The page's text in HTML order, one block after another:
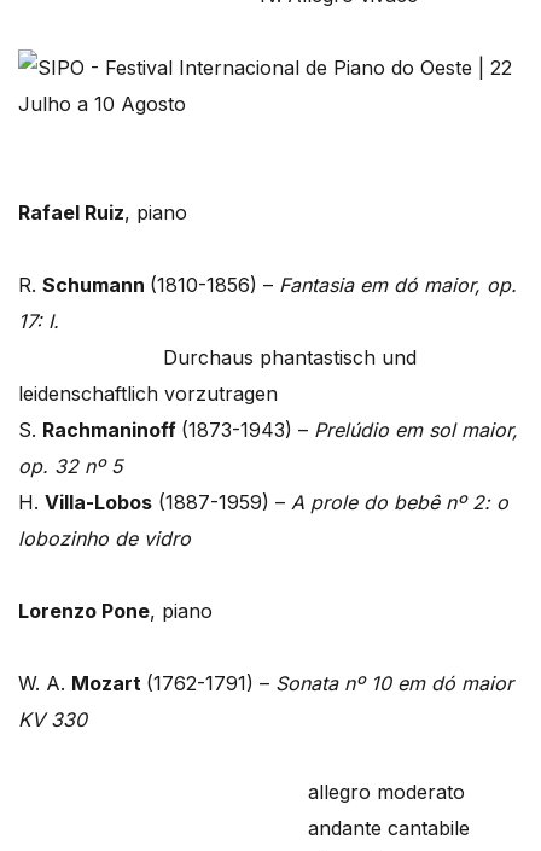
Rafael Ruiz, piano
R. Schumann (1810-1856) – Fantasia em dó maior, op.
17: I.
Durchaus phantastisch und
leidenschaftlich vorzutragen
S. Rachmaninoff (1873-1943) – Prelúdio em sol maior,
op. 32 nº 5
H. Villa-Lobos (1887-1959) – A prole do bebê nº 2: o
lobozinho de vidro
Lorenzo Pone, piano
W. A. Mozart (1762-1791) – Sonata nº 10 em dó maior
KV 330
allegro moderato
andante cantabile